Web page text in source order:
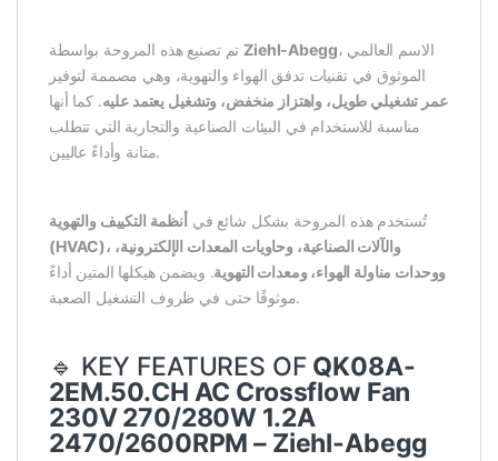
تم تصنيع هذه المروحة بواسطةZiehl-Abegg، الاسم العالمي
الموثوق في تقنيات تدفق الهواء والتهوية، وهي مصممة لتوفير
عمر تشغيلي طويل، واهتزاز منخفض، وتشغيل يعتمد عليه. كما أنها
مناسبة للاستخدام في البيئات الصناعية والتجارية التي تتطلب
متانة وأداءً عاليين.
تُستخدم هذه المروحة بشكل شائع في أنظمة التكييف والتهوية
(HVAC)، والآلات الصناعية، وحاويات المعدات الإلكترونية،
ووحدات مناولة الهواء، ومعدات التهوية. ويضمن هيكلها المتين أداءً
موثوقًا حتى في ظروف التشغيل الصعبة.
🔹 KEY FEATURES OF QK08A-
2EM.50.CH AC Crossflow Fan
230V 270/280W 1.2A
2470/2600RPM – Ziehl-Abegg